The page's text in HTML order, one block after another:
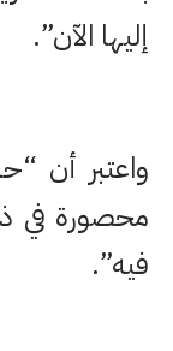
إليها الآن”.
واعتبر أن
محصورة في
فيه”.